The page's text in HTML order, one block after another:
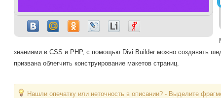
знаниями в CSS и PHP, с помощью Divi Builder можно создавать
призвана облегчить конструирование макетов страниц.
Нашли опечатку или неточность в описании? - Выделите